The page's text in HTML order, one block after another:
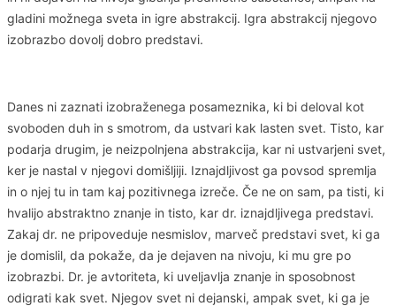
gladini možnega sveta in igre abstrakcij. Igra abstrakcij njegovo
izobrazbo dovolj dobro predstavi.
Danes ni zaznati izobraženega posameznika, ki bi deloval kot
svoboden duh in s smotrom, da ustvari kak lasten svet. Tisto, kar
podarja drugim, je neizpolnjena abstrakcija, kar ni ustvarjeni svet,
ker je nastal v njegovi domišljiji. Iznajdljivost ga povsod spremlja
in o njej tu in tam kaj pozitivnega izreče. Če ne on sam, pa tisti, ki
hvalijo abstraktno znanje in tisto, kar dr. iznajdljivega predstavi.
Zakaj dr. ne pripoveduje nesmislov, marveč predstavi svet, ki ga
je domislil, da pokaže, da je dejaven na nivoju, ki mu gre po
izobrazbi. Dr. je avtoriteta, ki uveljavlja znanje in sposobnost
odigrati kak svet. Njegov svet ni dejanski, ampak svet, ki ga je